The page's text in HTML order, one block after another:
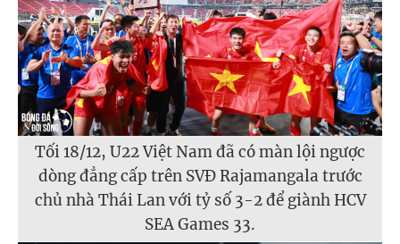
Tối 18/12, U22 Việt Nam đã có màn lội ngược
dòng đẳng cấp trên SVĐ Rajamangala trước
chủ nhà Thái Lan với tỷ số 3-2 để giành HCV
SEA Games 33.